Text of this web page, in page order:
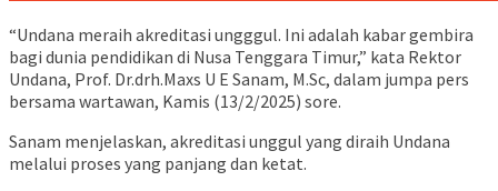
“Undana meraih akreditasi ungggul. Ini adalah kabar gembira
bagi dunia pendidikan di Nusa Tenggara Timur,” kata Rektor
Undana, Prof. Dr.drh.Maxs U E Sanam, M.Sc, dalam jumpa pers
bersama wartawan, Kamis (13/2/2025) sore.
Sanam menjelaskan, akreditasi unggul yang diraih Undana
melalui proses yang panjang dan ketat.